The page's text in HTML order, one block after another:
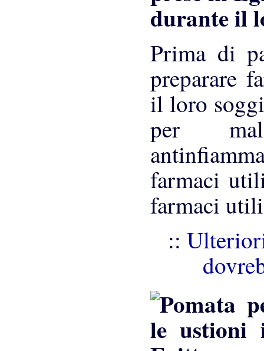
durante il
Prima di
preparare
il loro
per
farmaci
farmaci
::